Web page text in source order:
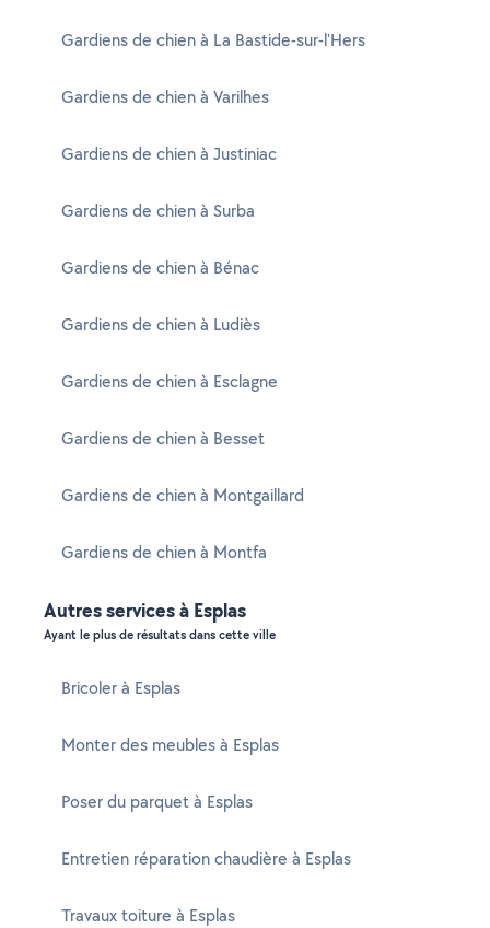
Gardiens de chien à La Bastide-sur-l'Hers
Gardiens de chien à Varilhes
Gardiens de chien à Justiniac
Gardiens de chien à Surba
Gardiens de chien à Bénac
Gardiens de chien à Ludiès
Gardiens de chien à Esclagne
Gardiens de chien à Besset
Gardiens de chien à Montgaillard
Gardiens de chien à Montfa
Autres services à Esplas
Ayant le plus de résultats dans cette ville
Bricoler à Esplas
Monter des meubles à Esplas
Poser du parquet à Esplas
Entretien réparation chaudière à Esplas
Travaux toiture à Esplas